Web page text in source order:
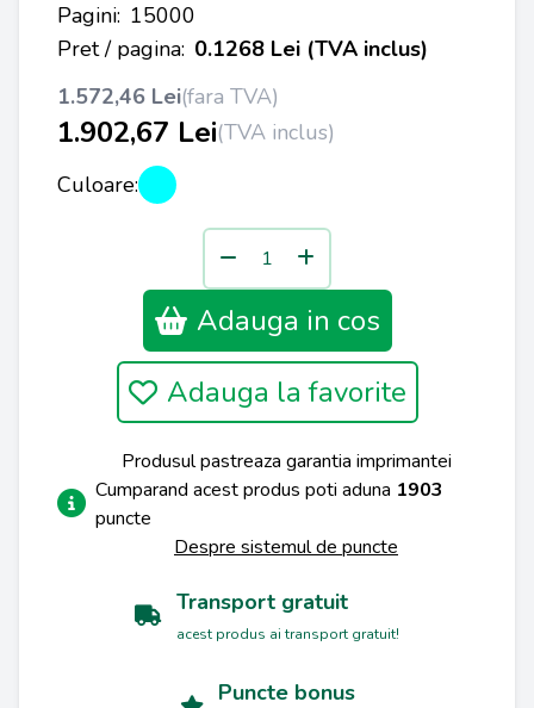
Pagini: 15000
Pret / pagina: 0.1268 Lei (TVA inclus)
1.572,46 Lei(fara TVA)
1.902,67 Lei(TVA inclus)
Culoare:
Adauga in cos
Adauga la favorite
Produsul pastreaza garantia imprimantei
Cumparand acest produs poti aduna 1903
puncte
Despre sistemul de puncte
Transport gratuit
acest produs ai transport gratuit!
Puncte bonus